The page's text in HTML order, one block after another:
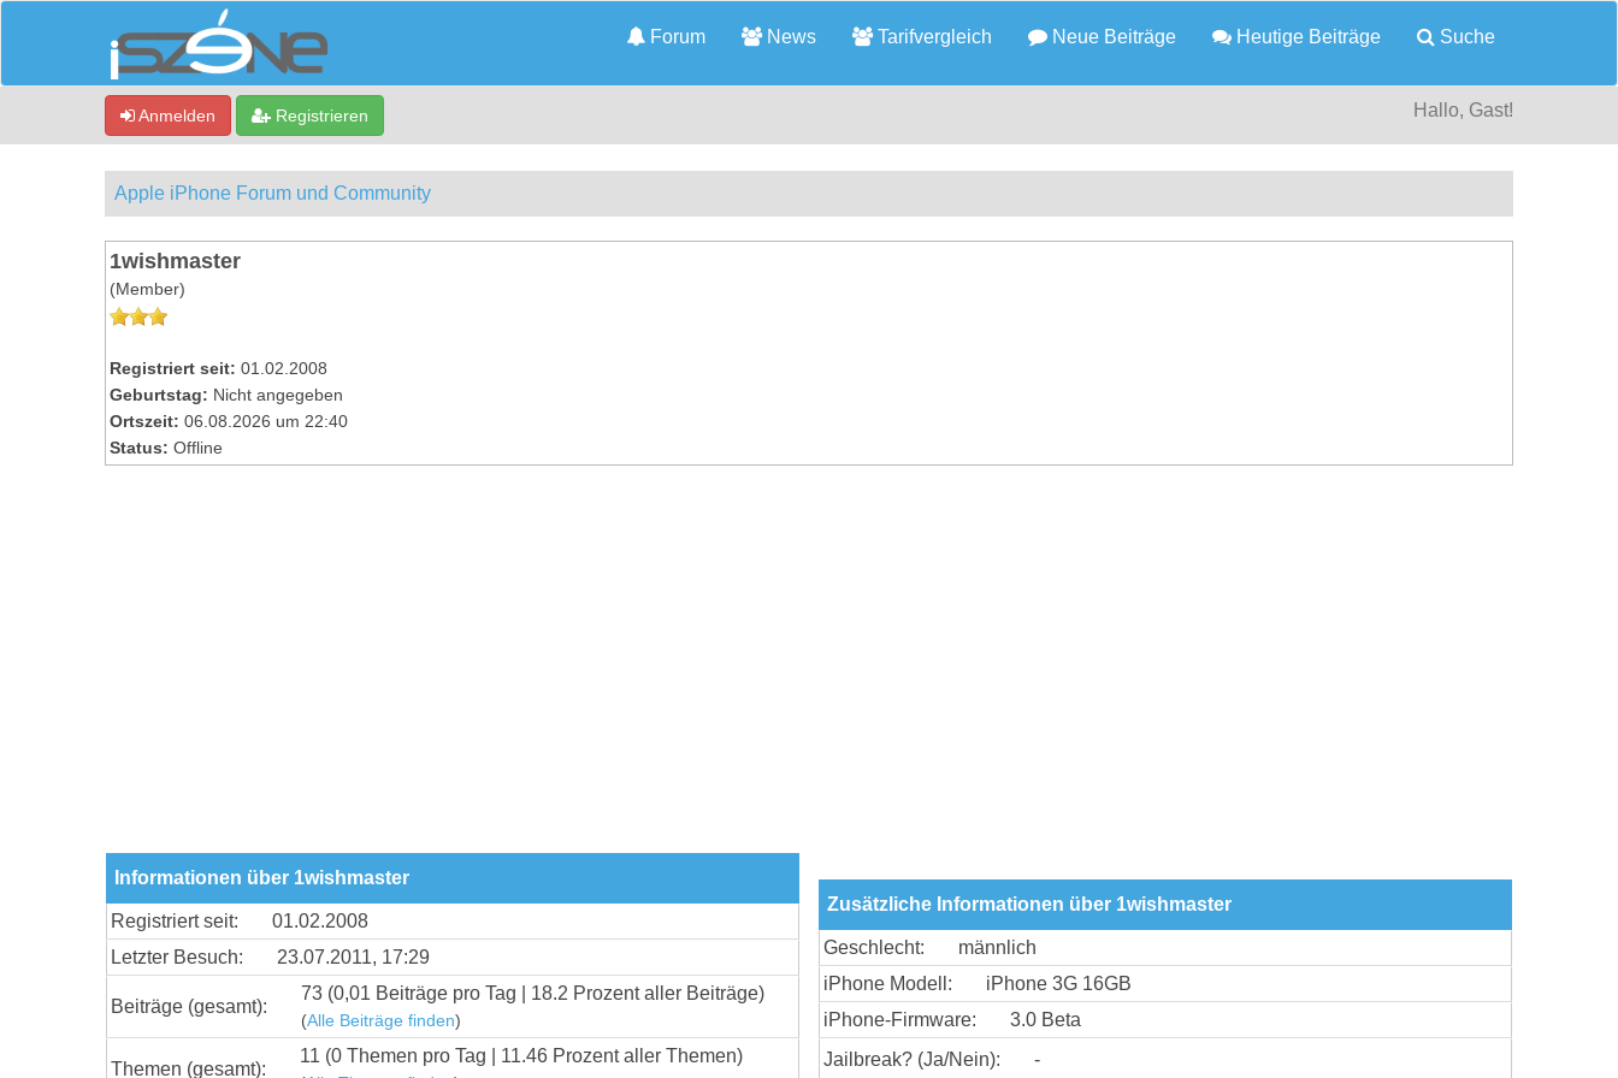
Forum News Tarifvergleich Neue Beiträge Heutige Beiträge Suche
Anmelden Registrieren Hallo, Gast!
Apple iPhone Forum und Community
1wishmaster
(Member)
Registriert seit: 01.02.2008
Geburtstag: Nicht angegeben
Ortszeit: 06.08.2026 um 22:40
Status: Offline
Informationen über 1wishmaster
Registriert seit:
01.02.2008
Letzter Besuch:
23.07.2011, 17:29
Beiträge (gesamt):
73 (0,01 Beiträge pro Tag | 18.2 Prozent aller Beiträge)
(Alle Beiträge finden)
Themen (gesamt):
11 (0 Themen pro Tag | 11.46 Prozent aller Themen)
Zusätzliche Informationen über 1wishmaster
Geschlecht:
männlich
iPhone Modell:
iPhone 3G 16GB
iPhone-Firmware:
3.0 Beta
Jailbreak? (Ja/Nein):
-